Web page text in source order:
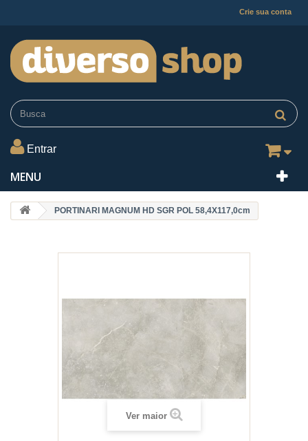
Crie sua conta
Entrar
MENU
PORTINARI MAGNUM HD SGR POL 58,4X117,0cm
Ver maior